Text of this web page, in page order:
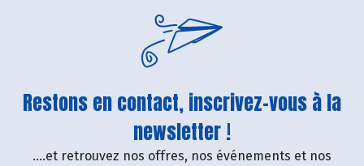
Restons en contact, inscrivez-vous à la
newsletter !
....et retrouvez nos offres, nos événements et nos